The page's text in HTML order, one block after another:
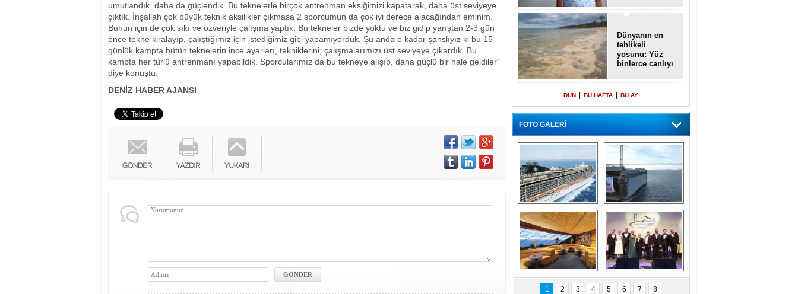
umutlandık, daha da güçlendik. Bu teknelerle birçok antrenman eksiğimizi kapatarak, daha üst seviyeye
çıktık. İnşallah çok büyük teknik aksilikler çıkmasa 2 sporcumun da çok iyi derece alacağından eminim.
Bunun için de çok sıkı ve özveriyle çalışma yaptık. Bu tekneler bizde yoktu ve biz gidip yarıştan 2-3 gün
önce tekne kiralayıp, çalıştığımız için istediğimiz gibi yapamıyorduk. Şu anda o kadar şanslıyız ki bu 15
günlük kampta bütün teknelerin ince ayarları, tekniklerini, çalışmalarımızı üst seviyeye çıkardık. Bu
kampta her türlü antrenmanı yapabildik. Sporcularımız da bu tekneye alışıp, daha güçlü bir hale geldiler"
diye konuştu.
DENİZ HABER AJANSI
Dünyanın en
tehlikeli
yosunu: Yüz
binlerce canlıyı
DÜN BU HAFTA BU AY
FOTO GALERİ
“Gemi içinde gemi”
konsepti ile MSC
Splendida
Dünyada tek!
Denizaltı yüzer
havuzu intikal
seyrine başladı
MSC'den 55 milyon
euroluk turizm geliri
5. Bosphorus Ship
Brokers Dinner,
1 2 3 4 5 6 7 8